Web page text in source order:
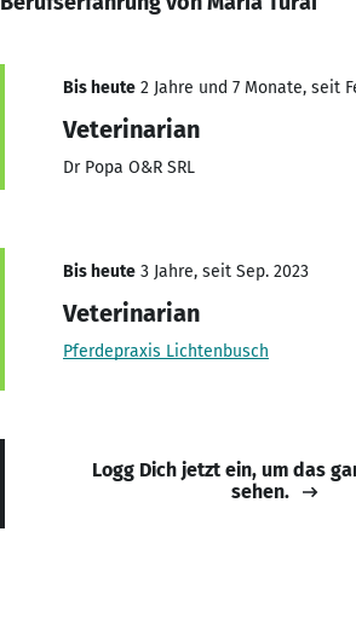
Bis heute 2 Jahre und 7 Monate, seit
Veterinarian
Dr Popa O&R SRL
Bis heute 3 Jahre, seit Sep. 2023
Veterinarian
Pferdepraxis Lichtenbusch
Logg Dich jetzt ein, um das
sehen.